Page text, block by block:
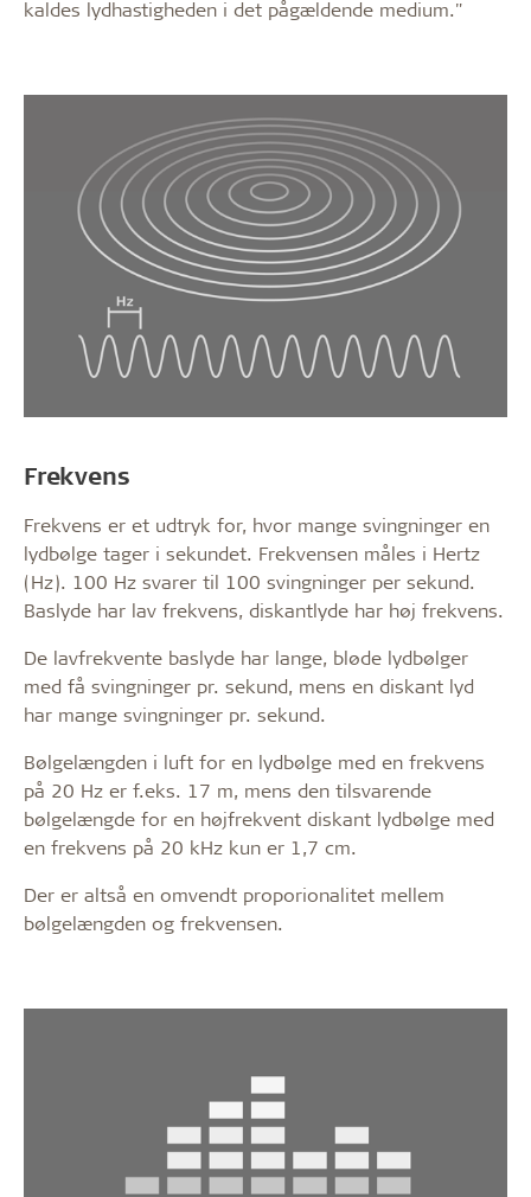
kaldes lydhastigheden i det pågældende medium."
Frekvens
Frekvens er et udtryk for, hvor mange svingninger en
lydbølge tager i sekundet. Frekvensen måles i Hertz
(Hz). 100 Hz svarer til 100 svingninger per sekund.
Baslyde har lav frekvens, diskantlyde har høj frekvens.
De lavfrekvente baslyde har lange, bløde lydbølger
med få svingninger pr. sekund, mens en diskant lyd
har mange svingninger pr. sekund.
Bølgelængden i luft for en lydbølge med en frekvens
på 20 Hz er f.eks. 17 m, mens den tilsvarende
bølgelængde for en højfrekvent diskant lydbølge med
en frekvens på 20 kHz kun er 1,7 cm.
Der er altså en omvendt proporionalitet mellem
bølgelængden og frekvensen.